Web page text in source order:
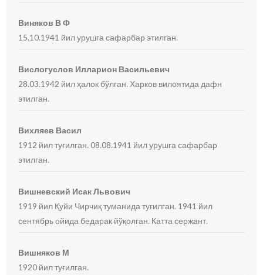
Виняков В Ф
15.10.1941 йил урушга сафарбар этилган.
Вислогуслов Илларион Васильевич
28.03.1942 йил ҳалок бўлган. Харков вилоятида дафн
этилган.
Вихляев Васил
1912 йил туғилган. 08.08.1941 йил урушга сафарбар
этилган.
Вишневский Исак Львович
1919 йил Қуйи Чирчиқ туманида туғилган. 1941 йил
сентябрь ойида бедарак йўқолган. Катта сержант.
Вишняков М
1920 йил туғилган.